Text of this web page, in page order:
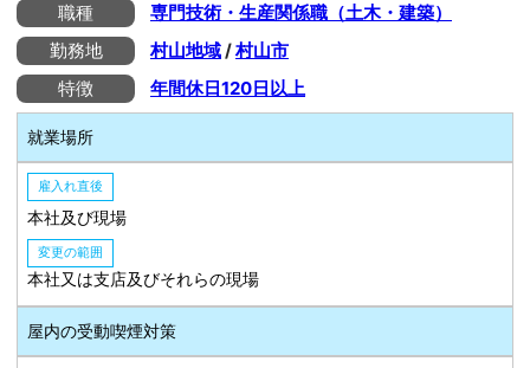
職種
専門技術・生産関係職（土木・建築）
勤務地
村山地域/村山市
特徴
年間休日120日以上
就業場所
雇入れ直後
本社及び現場
変更の範囲
本社又は支店及びそれらの現場
屋内の受動喫煙対策